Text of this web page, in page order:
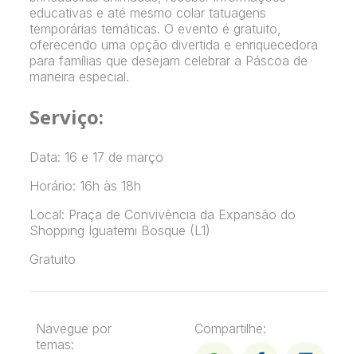
educativas e até mesmo colar tatuagens
temporárias temáticas. O evento é gratuito,
oferecendo uma opção divertida e enriquecedora
para famílias que desejam celebrar a Páscoa de
maneira especial.
Serviço:
Data: 16 e 17 de março
Horário: 16h às 18h
Local: Praça de Convivência da Expansão do
Shopping Iguatemi Bosque (L1)
Gratuito
Navegue por
temas:
Compartilhe: